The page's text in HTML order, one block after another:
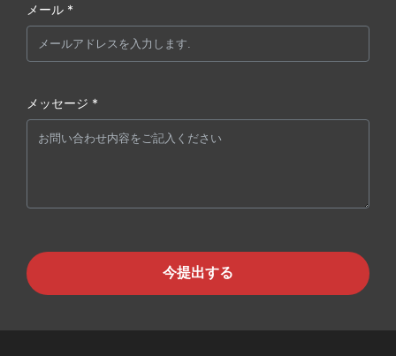
メール *
メッセージ *
今提出する